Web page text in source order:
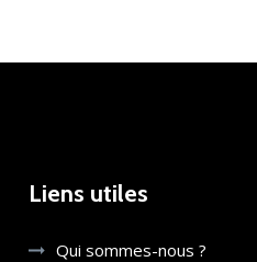
Liens utiles
Qui sommes-nous ?